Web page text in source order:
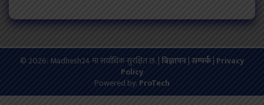
© 2026: Madhesh24 मा सर्वाधिक सुरक्षित छ. |बिज्ञापन|सम्पर्क| Privacy
Policy
Powered by: ProTech